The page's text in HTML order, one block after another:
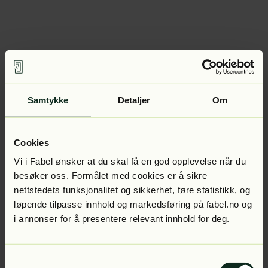
Samtykke Detaljer Om
Cookies
Vi i Fabel ønsker at du skal få en god opplevelse når du
besøker oss. Formålet med cookies er å sikre
nettstedets funksjonalitet og sikkerhet, føre statistikk, og
løpende tilpasse innhold og markedsføring på fabel.no og
i annonser for å presentere relevant innhold for deg.